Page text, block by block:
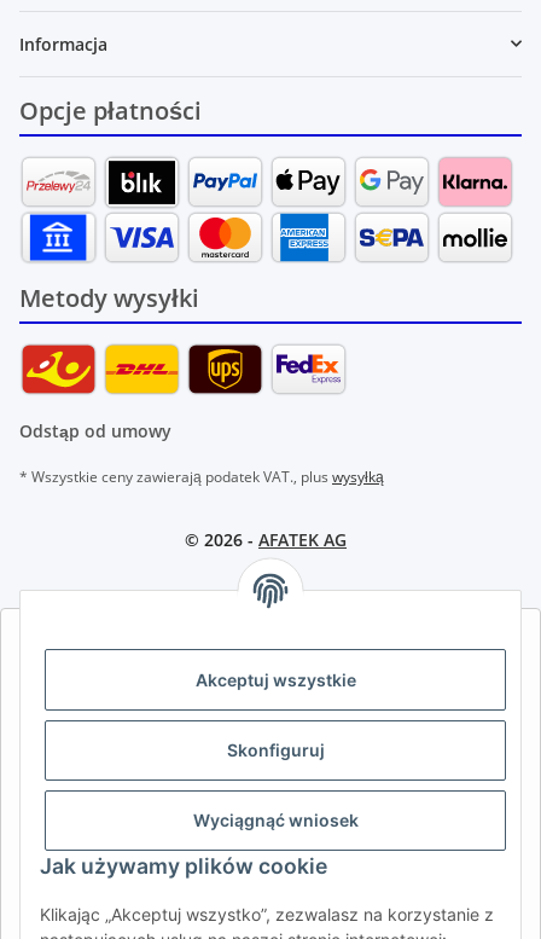
Akceptuj wszystkie
Skonfiguruj
Wyciągnąć wniosek
Jak używamy plików cookie
Klikając „Akceptuj wszystko”, zezwalasz na korzystanie z
Informacja
Opcje płatności
Metody wysyłki
Odstąp od umowy
* Wszystkie ceny zawierają podatek VAT., plus wysyłką
© 2026 - AFATEK AG
AFATEK INTERNATIONAL – WYBIERZ REGION I JĘZYK | SELECT
DE AT CH (DE) CH (FR)
BE (NL) BE (FR)
SE FI
RO HR